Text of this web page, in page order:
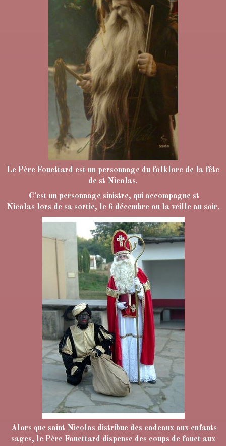
Le Père Fouettard est un personnage du folklore de la fête
de st Nicolas.
C'est un personnage sinistre, qui accompagne st
Nicolas lors de sa sortie, le 6 décembre ou la veille au soir.
Alors que saint Nicolas distribue des cadeaux aux enfants
sages, le Père Fouettard dispense des coups de fouet aux